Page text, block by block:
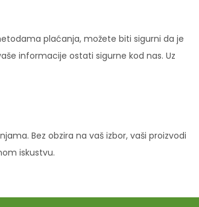
plaćanja, možete biti sigurni da je
informacije ostati sigurne kod nas. Uz
Bez obzira na vaš izbor, vaši proizvodi
iskustvu.